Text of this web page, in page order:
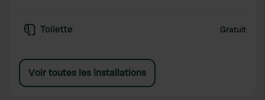
Toilette Gratuit
Voir toutes les installations